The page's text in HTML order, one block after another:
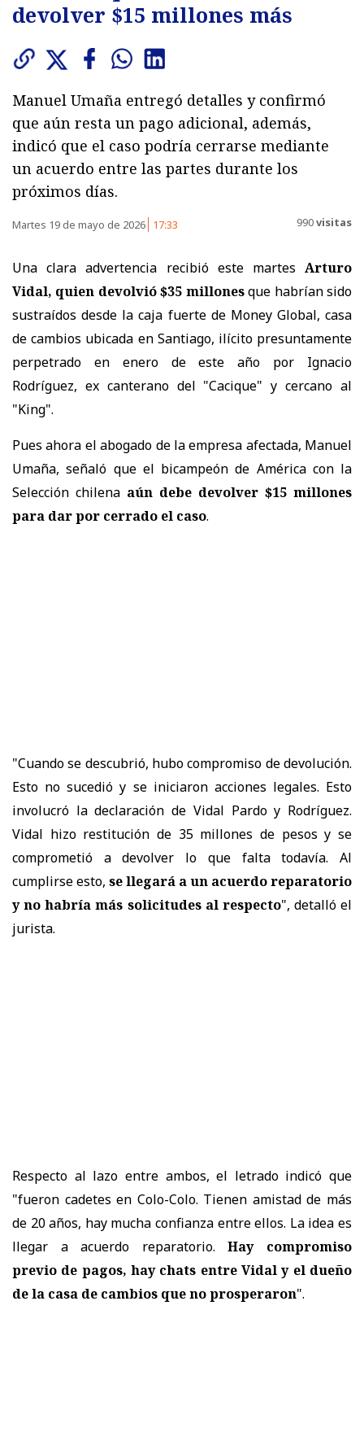
devolver $15 millones más
Manuel Umaña entregó detalles y confirmó
que aún resta un pago adicional, además,
indicó que el caso podría cerrarse mediante
un acuerdo entre las partes durante los
próximos días.
Martes 19 de mayo de 2026 17:33 990visitas
Una clara advertencia recibió este martes Arturo
Vidal, quien devolvió $35 millonesque habrían sido
sustraídos desde la caja fuerte de Money Global, casa
de cambios ubicada en Santiago, ilícito presuntamente
perpetrado en enero de este año por Ignacio
Rodríguez, ex canterano del "Cacique" y cercano al
"King".
Pues ahora el abogado de la empresa afectada, Manuel
Umaña, señaló que el bicampeón de América con la
Selección chilena aún debe devolver $15 millones
para dar por cerrado el caso.
"Cuando se descubrió, hubo compromiso de devolución.
Esto no sucedió y se iniciaron acciones legales. Esto
involucró la declaración de Vidal Pardo y Rodríguez.
Vidal hizo restitución de 35 millones de pesos y se
comprometió a devolver lo que falta todavía. Al
cumplirse esto, se llegará a un acuerdo reparatorio
y no habría más solicitudes al respecto", detalló el
jurista.
Respecto al lazo entre ambos, el letrado indicó que
"fueron cadetes en Colo-Colo. Tienen amistad de más
de 20 años, hay mucha confianza entre ellos. La idea es
llegar a acuerdo reparatorio.Hay compromiso
previo de pagos, hay chats entre Vidal y el dueño
de la casa de cambios que no prosperaron".